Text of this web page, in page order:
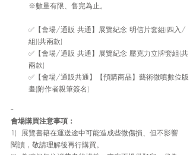
※數量有限、售完為止。
✅【會場/通販 共通】展覽紀念 明信片套組(四入/
組)(共兩款)
✅【會場/通販 共通】展覽紀念 壓克力立牌套組(共
兩款)
✅【會場/通販共通】【預購商品】藝術微噴數位版
畫(附作者親筆簽名)
--
會場購買注意事項：
1)  展覽書籍在運送途中可能造成些微傷損、但不影響
閱讀，敬請理解後再行購買。